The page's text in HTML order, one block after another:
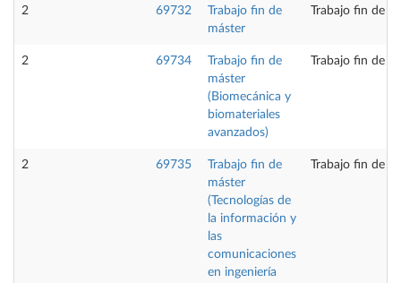
2 69732
Trabajo fin de
máster
Trabajo fin de
2 69734
Trabajo fin de
máster
(Biomecánica y
biomateriales
avanzados)
Trabajo fin de
2 69735
Trabajo fin de
máster
(Tecnologías de
la información y
las
comunicaciones
en ingeniería
Trabajo fin de